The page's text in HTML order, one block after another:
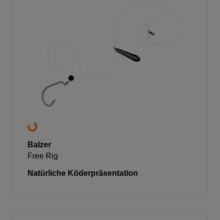
Balzer
Free Rig
Natürliche Köderpräsentation